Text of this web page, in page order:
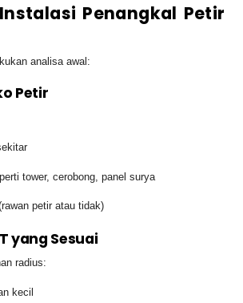
Penangkal Petir
analisa awal:
Petir
tower, cerobong, panel surya
petir atau tidak)
yang Sesuai
radius:
kecil